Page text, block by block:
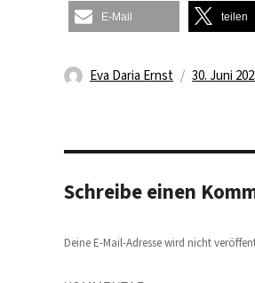
E-Mail teilen
Autor
Eva Daria Ernst 30. Juni
Schreibe einen
Deine E-Mail-Adresse wird nicht